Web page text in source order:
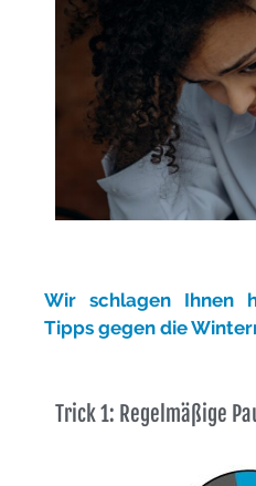
Wir schlagen Ihnen
Tipps gegen die
Trick 1: Regelmäßige